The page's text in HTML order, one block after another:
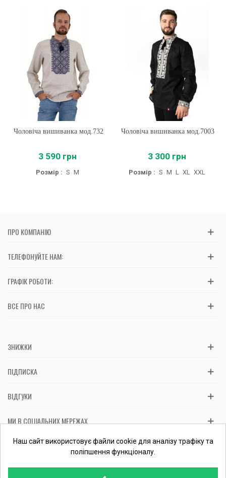
Чоловіча вишиванка мод.732
3 590 грн
Розмір : S M
Чоловіча вишиванка мод.7003
3 300 грн
Розмір : S M L XL XXL
ПРО КОМПАНІЮ
ТЕЛЕФОНУЙТЕ НАМ:
ГРАФІК РОБОТИ:
ВСЕ ПРО НАС
ЗНИЖКИ
ПІДПИСКА
ВІДГУКИ
МИ В СОЦІАЛЬНИХ МЕРЕЖАХ
Вас обслуговує: ФОП Косташ С.І., номер запису в ЄДР 2 673 000
0000 057597 від 06.01.2017.Перевірити ФОП
Наш сайт використовує файли cookie для аналізу трафіку та
поліпшення функціоналу.